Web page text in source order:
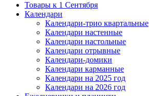
Товары к 1 Сентября
Календари
Календари-трио квартальные
Календари настенные
Календари настольные
Календари отрывные
Календари-домики
Календари карманные
Календари на 2025 год
Календари на 2026 год